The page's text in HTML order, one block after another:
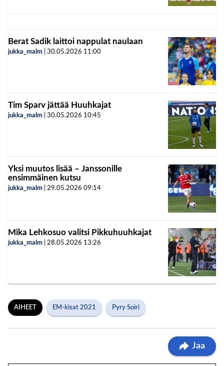
Berat Sadik laittoi nappulat naulaan
jukka_malm 30.05.2026 11:00
Tim Sparv jättää Huuhkajat
jukka_malm 30.05.2026 10:45
Yksi muutos lisää – Janssonille
ensimmäinen kutsu
jukka_malm 29.05.2026 09:14
Mika Lehkosuo valitsi Pikkuhuuhkajat
jukka_malm 28.05.2026 13:26
AIHEET EM-kisat 2021 Pyry Soiri
Jaa